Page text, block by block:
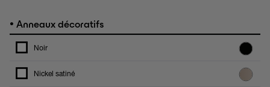
• Anneaux décoratifs
Noir
Nickel satiné